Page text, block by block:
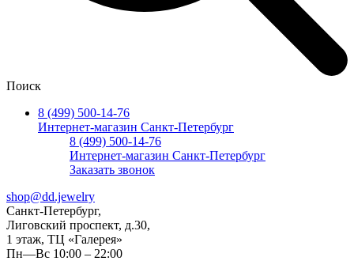
Поиск
8 (499) 500-14-76
Интернет-магазин Санкт-Петербург
8 (499) 500-14-76
Интернет-магазин Санкт-Петербург
Заказать звонок
shop@dd.jewelry
Санкт-Петербург,
Лиговский проспект, д.30,
1 этаж, ТЦ «Галерея»
Пн—Вс 10:00 – 22:00